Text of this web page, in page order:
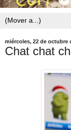
miércoles, 22 de octubre
Chat chat